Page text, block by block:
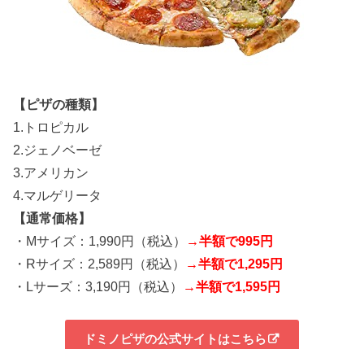
【ピザの種類】
1.トロピカル
2.ジェノベーゼ
3.アメリカン
4.マルゲリータ
【通常価格】
・Mサイズ：1,990円（税込）
→半額で995円
・Rサイズ：2,589円（税込）
→半額で1,295円
・Lサーズ：3,190円（税込）
→半額で1,595円
ドミノピザの公式サイトはこちら